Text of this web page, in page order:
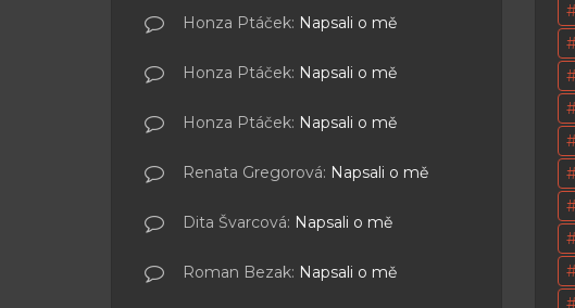
Honza Ptáček: Napsali o mě
Honza Ptáček: Napsali o mě
Honza Ptáček: Napsali o mě
Renata Gregorová: Napsali o mě
Dita Švarcová: Napsali o mě
Roman Bezak: Napsali o mě